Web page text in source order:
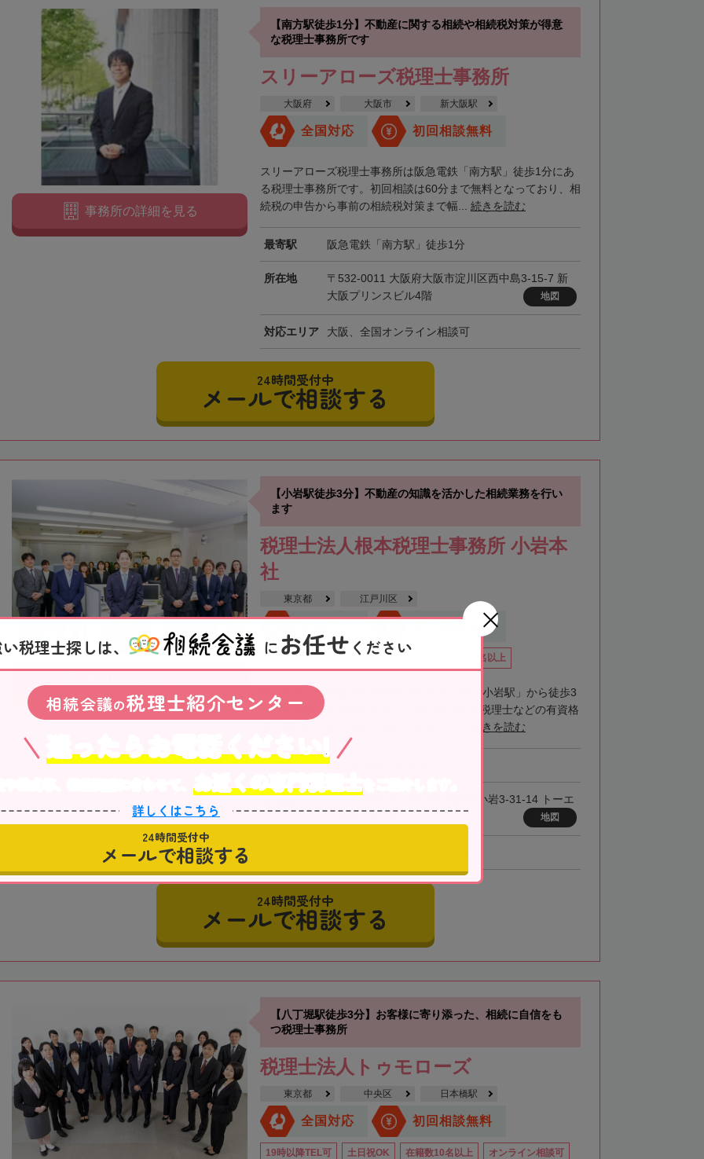
天塩郡遠別町 天塩郡天塩町 天塩郡豊富町
枝幸郡中頓別町 利尻郡利尻町 利尻郡利尻富士町
網走郡津別町 網走郡大空町 斜里郡斜里町 斜里郡小清水町 常呂郡訓子府町
常呂郡置戸町 常呂郡佐呂間町
紋別郡西興部村 紋別郡雄武町 白老郡白老町 沙流郡日高町 沙流郡平取町
浦河郡浦河町 様似郡様似町 幌泉郡えりも町
河西郡中札内村 河西郡更別村 広尾郡大樹町
広尾郡広尾町 足寄郡足寄町 足寄郡陸別町 十勝郡浦幌町 釧路郡釧路町 厚岸郡厚岸町 厚岸郡浜中町
川上郡標茶町 川上郡弟子屈町 阿寒郡鶴居村 白糠郡白糠町 野付郡別海町 標津郡中標津町
【南方駅徒歩1分】不動産に関する相続や相続税対策が得意
な税理士事務所です
スリーアローズ税理士事務所
大阪府 大阪市 新大阪駅
全国対応 初回相談無料
スリーアローズ税理士事務所は阪急電鉄「南方駅」徒歩1分にあ
る税理士事務所です。初回相談は60分まで無料となっており、相
続税の申告から事前の相続税対策まで幅... 続きを読む
最寄駅 阪急電鉄「南方駅」徒歩1分
所在地
〒532-0011 大阪府大阪市淀川区西中島3-15-7 新
大阪プリンスビル4階
地図
対応エリア 大阪、全国オンライン相談可
事務所の詳細を見る
24時間受付中
メールで相談する
【小岩駅徒歩3分】不動産の知識を活かした相続業務を行い
ます
税理士法人根本税理士事務所 小岩本
社
東京都 江戸川区
初回相談無料
オンライン相談可 全国出張対応可 在籍数10名以上
税理士法人根本税理士事務所小岩本社はJR「小岩駅」から徒歩3
分にある税理士事務所です。些細な相談でも税理士などの有資格
続きを読む
最寄駅 JR「小岩駅」徒歩3分
所在地
〒133-0057 東京都江戸川区西小岩3-31-14 トーエ
地図
24時間受付中
メールで相談する
【八丁堀駅徒歩3分】お客様に寄り添った、相続に自信をも
つ税理士事務所
税理士法人トゥモローズ
東京都 中央区 日本橋駅
全国対応 初回相談無料
19時以降TEL可 土日祝OK 在籍数10名以上 オンライン相談可
税理士探しは、 にお任せ ください
相続会議の税理士紹介センター
迷ったらお電話ください!
お近くの専門税理士
詳しくはこちら
24時間受付中
メールで相談する